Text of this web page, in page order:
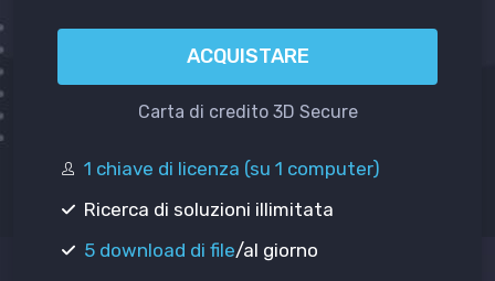
ACQUISTARE
Carta di credito 3D Secure
1 chiave di licenza (su 1 computer)
Ricerca di soluzioni illimitata
5 download di file/al giorno